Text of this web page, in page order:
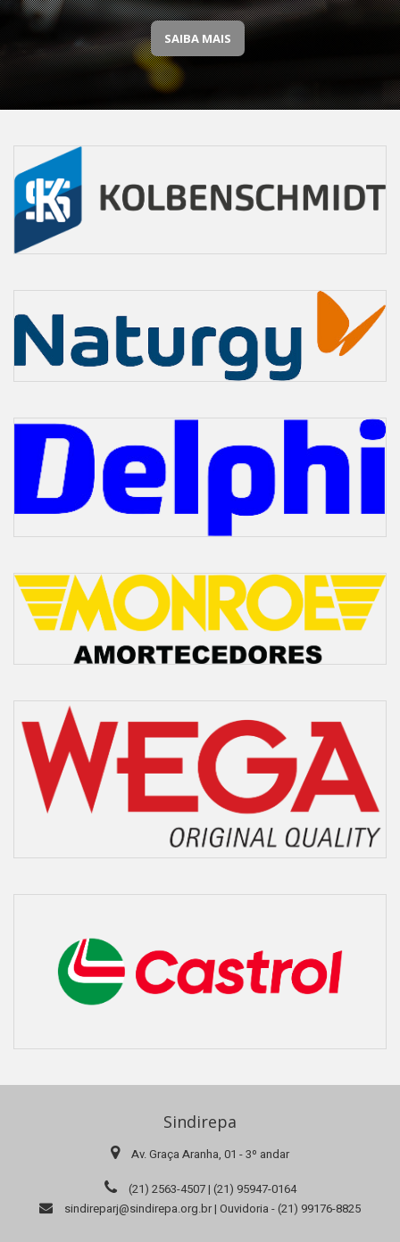
SAIBA MAIS
Sindirepa
Av. Graça Aranha, 01 - 3º andar
(21) 2563-4507 | (21) 95947-0164
sindireparj@sindirepa.org.br | Ouvidoria - (21) 99176-8825